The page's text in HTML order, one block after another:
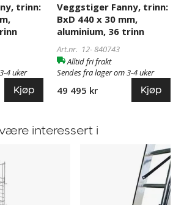
trinn:
4 uker
Kjøp
Veggstiger Fanny, trinn:
BxD 440 x 30 mm,
aluminium, 36 trinn
Art.nr. 12-840743
Alltid fri frakt
Sendes fra lager om 3-4 uker
49 495 kr Kjøp
interessert i
Forlengerben